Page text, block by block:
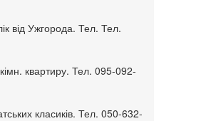
від Ужгорода. Тел. Тел.
квартиру. Тел. 095-092-
класиків. Тел. 050-632-